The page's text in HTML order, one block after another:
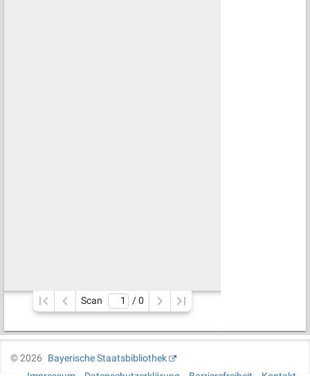
Scan / 0
©2026
Bayerische Staatsbibliothek